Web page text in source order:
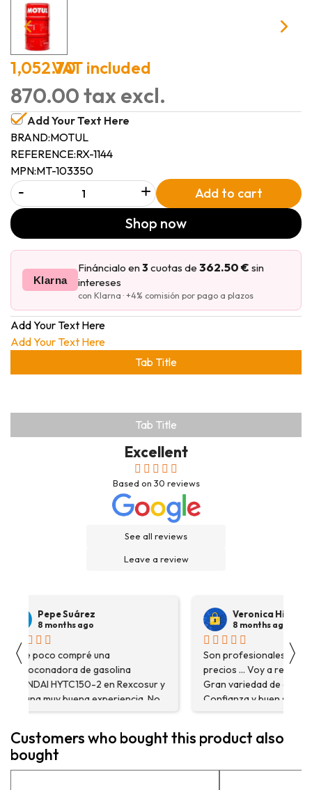
1,052.70VAT included
870.00 tax excl.
Add Your Text Here
BRAND:MOTUL
REFERENCE:RX-1144
MPN:MT-103350
- + Add to cart
Shop now
Klarna
Fináncialo en3 cuotas de 362.50 € sin
intereses
con Klarna · +4% comisión por pago a plazos
Add Your Text Here
Add Your Text Here
Tab Title
Tab Title
Excellent
Based on 30 reviews
See all reviews
Leave a review
〈
Pepe Suárez
8 months ago
Hace poco compré una
destoconadora de gasolina
HYUNDAI HYTC150-2 en Rexcosur y
fue una muy buena experiencia. No
solo me encontré el producto que
asesoraron y explicaron con
detalle para asegurarme de que
estaba eligiendo la máquina más
Veronica Hidalgo
8 months ago
Son profesionales ,
precios ... Voy a repetir
Gran variedad de
Confianza y buen servicio.
〉
Customers who bought this product also
bought